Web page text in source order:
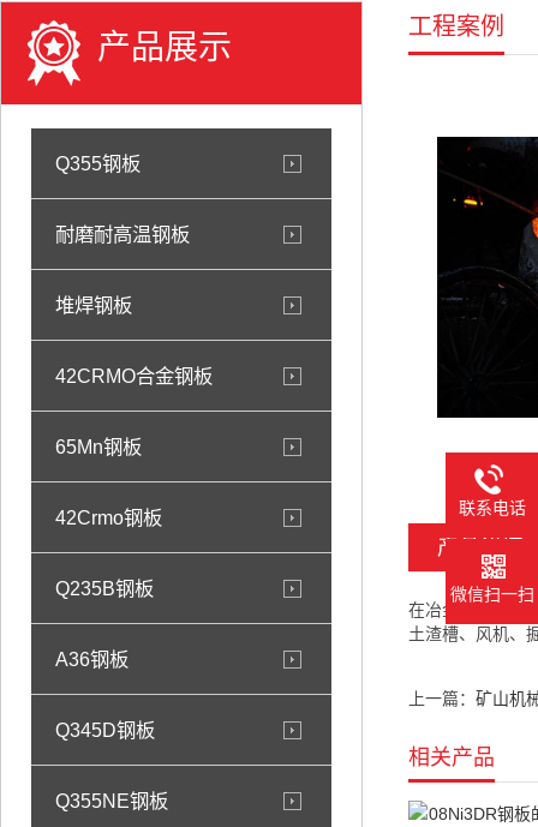
产品展示
Q355钢板
耐磨耐高温钢板
堆焊钢板
42CRMO合金钢板
65Mn钢板
42Crmo钢板
Q235B钢板
A36钢板
Q345D钢板
Q355NE钢板
工程案例
产品详情
在冶金机械方面
土渣槽、风机、
上一篇： 矿山机
相关产品
联系电话
微信扫一扫